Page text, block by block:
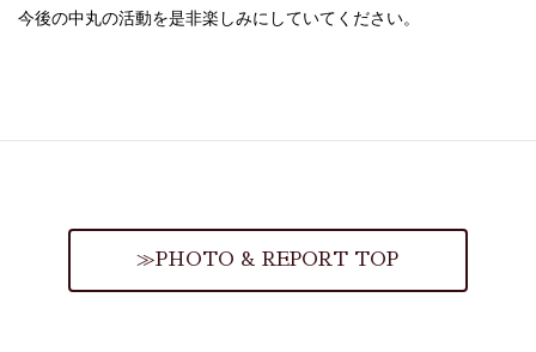
今後の中丸の活動を是非楽しみにしていてください。
≫PHOTO & REPORT TOP